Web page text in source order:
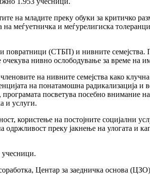
на младите преку обуки за критичко
меѓуетничка и меѓурелигиска
повратници (СТБП) и нивните
нивно ослободување за време на
на нивните семејства како
на понатамошна радикализација
посветува посебно внимание
и услуги.
користење на постојните социјални
одржливост преку јакнење на улогата и
учесници.
Центар за заедничка основа